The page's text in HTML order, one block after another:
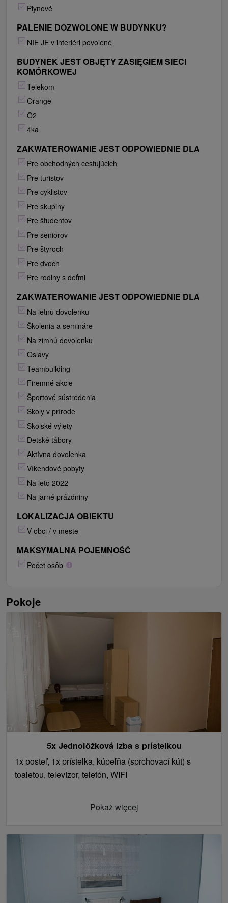
Plynové
PALENIE DOZWOLONE W BUDYNKU?
NIE JE v interiéri povolené
BUDYNEK JEST OBJĘTY ZASIĘGIEM SIECI
KOMÓRKOWEJ
Telekom
Orange
O2
4ka
ZAKWATEROWANIE JEST ODPOWIEDNIE DLA
Pre obchodných cestujúcich
Pre turistov
Pre cyklistov
Pre skupiny
Pre študentov
Pre seniorov
Pre štyroch
Pre dvoch
Pre rodiny s deťmi
ZAKWATEROWANIE JEST ODPOWIEDNIE DLA
Na letnú dovolenku
Školenia a semináre
Na zimnú dovolenku
Oslavy
Teambuilding
Firemné akcie
Športové sústredenia
Školy v prírode
Školské výlety
Detské tábory
Aktívna dovolenka
Víkendové pobyty
Na leto 2022
Na jarné prázdniny
LOKALIZACJA OBIEKTU
V obci / v meste
MAKSYMALNA POJEMNOŚĆ
Počet osôb
Pokoje
5x Jednolôžková izba s prístelkou
1x posteľ, 1x prístelka, kúpeľňa (sprchovací kút) s
toaletou, televízor, telefón, WIFI
Pokaż więcej